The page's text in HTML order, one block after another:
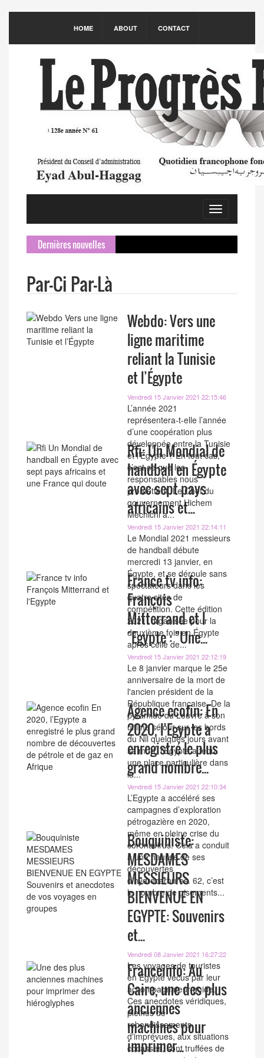
HOME ABOUT CONTACT
Toggle
navigation
Dernières nouvelles
Par-Ci Par-Là
Webdo: Vers une
ligne maritime
reliant la Tunisie
et l’Égypte
Vendredi 15 Janvier 2021 22:15:46
L’année 2021
représentera-t-elle l’année
d’une coopération plus
développée entre la Tunisie
et l’Égypte ? En tout cas,
c’est ce que les
responsables nous
promettent. Le Chef du
gouvernement Hichem
Mechichi a...
Rfi: Un Mondial de
handball en Égypte
avec sept pays
africains et...
Vendredi 15 Janvier 2021 22:14:11
Le Mondial 2021 messieurs
de handball débute
mercredi 13 janvier, en
Égypte, et se déroule sans
spectateurs dans les
quatre sites de
compétition. Cette édition
2021, organisée pour la
deuxième fois en Égypte
après celle de...
France tv info:
François
Mitterrand et l
´Egypte : "Une...
Vendredi 15 Janvier 2021 22:12:19
Le 8 janvier marque le 25e
anniversaire de la mort de
l'ancien président de la
République française. De la
pyramide du Louvre à son
ultime séjour sur les bords
du Nil quelques jours avant
sa mort, l'Egypte a tenu
une place particulière dans
la...
Agence ecofin: En
2020, l’Egypte a
enregistré le plus
grand nombre...
Vendredi 15 Janvier 2021 22:10:34
L’Egypte a accéléré ses
campagnes d’exploration
pétrogazière en 2020,
même en pleine crise du
coronavirus. Cela a conduit
à une hausse de ses
découvertes
d’hydrocarbures. 62, c’est
le nombre de gisements...
Bouquiniste:
MESDAMES
MESSIEURS
BIENVENUE EN
EGYPTE: Souvenirs
et...
Vendredi 08 Janvier 2021 16:27:22
Les voyages de touristes
en Egypte vécus par leur
accompagnateur-guide.
Ces anecdotes véridiques,
pleines de
rebondissements,
d'imprévues, aux situations
cocasses, sont truffées de
Franceinfo: Au
Caire, une des plus
anciennes
machines pour
imprimer...